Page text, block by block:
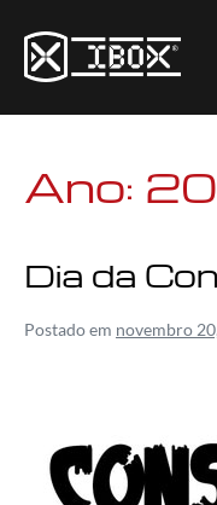
Ano:
Dia da
Postado em novembro